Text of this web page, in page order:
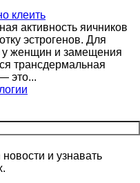
клеить
активность яичников
эстрогенов. Для
у женщин и замещения
трансдермальная
это...
и узнавать